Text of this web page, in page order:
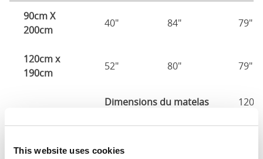
This website uses cookies
90cm X
200cm
40" 84" 79"
120cm x
190cm
52" 80" 79"
Dimensions du matelas
190cm